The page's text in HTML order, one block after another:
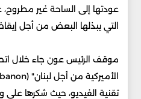
عودتها إلى الساحة غير
التي يبذلها البعض من أجل
موقف الرئيس عون جاء خلال
تقنية الفيديو، حيث شكرها على